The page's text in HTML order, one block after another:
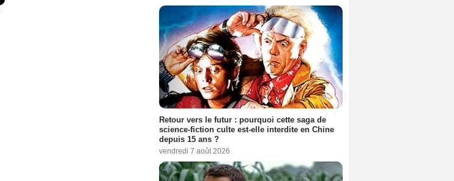
Retour vers le futur : pourquoi cette saga de
science-fiction culte est-elle interdite en Chine
depuis 15 ans ?
vendredi 7 août 2026